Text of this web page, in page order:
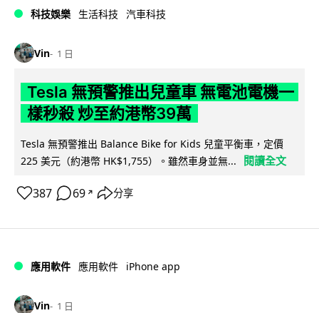
科技娛樂 生活科技 汽車科技
Vin 1 日
Tesla 無預警推出兒童車 無電池電機一
樣秒殺 炒至約港幣39萬
Tesla 無預警推出 Balance Bike for Kids 兒童平衡車，定價
225 美元（約港幣 HK$1,755）。雖然車身並無...
閱讀全文
387 69 ↗ 分享
應用軟件 應用軟件 iPhone app
Vin 1 日